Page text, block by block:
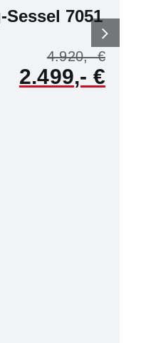
7051
4.920
2.499